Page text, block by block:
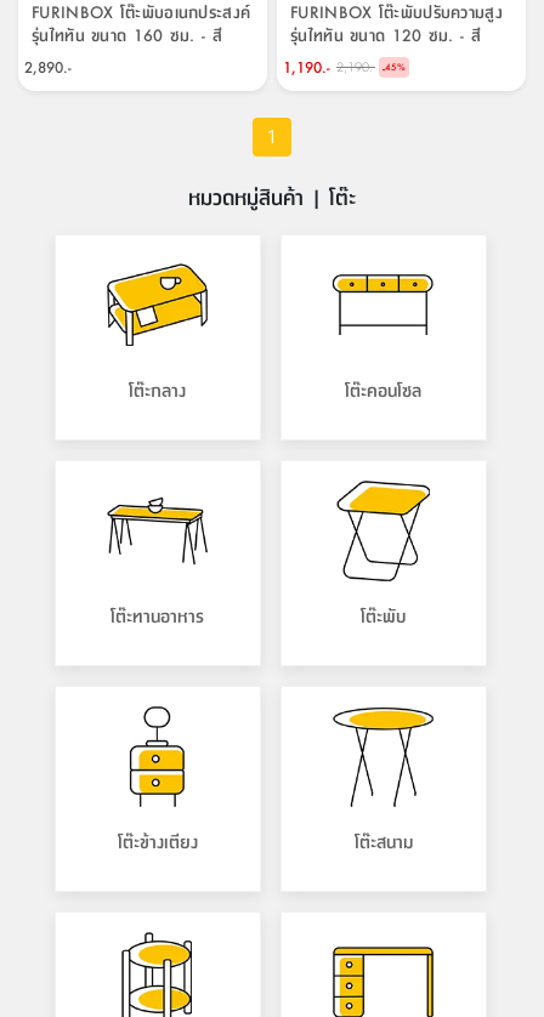
FURINBOX โต๊ะพับอเนกประสงค์
รุ่นไททัน ขนาด 160 ซม. - สี
ขาว/เทา
2,890.-
FURINBOX โต๊ะพับปรับความสูง
รุ่นไททัน ขนาด 120 ซม. - สี
ขาว/เทา
1,190.- 2,190.- -45%
1
หมวดหมู่สินค้า | โต๊ะ
โต๊ะกลาง โต๊ะคอนโซล
โต๊ะทานอาหาร โต๊ะพับ
โต๊ะข้างเตียง โต๊ะสนาม